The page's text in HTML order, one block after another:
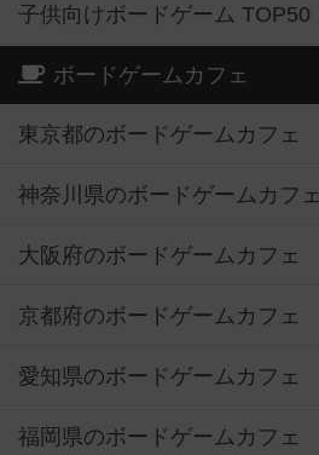
子供向けボードゲーム TOP50
ボードゲームカフェ
東京都のボードゲームカフェ
神奈川県のボードゲームカフェ
大阪府のボードゲームカフェ
京都府のボードゲームカフェ
愛知県のボードゲームカフェ
福岡県のボードゲームカフェ